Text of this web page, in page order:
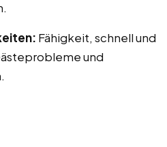
Fähigkeit, schnell und
und